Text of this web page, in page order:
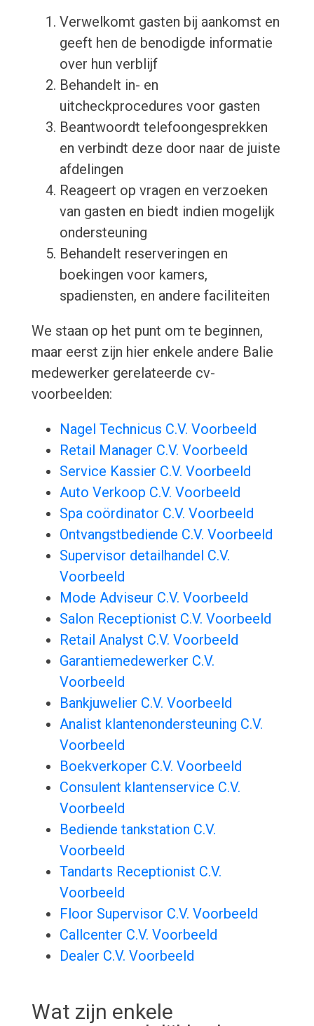
Verwelkomt gasten bij aankomst en
geeft hen de benodigde informatie
over hun verblijf
Behandelt in- en
uitcheckprocedures voor gasten
Beantwoordt telefoongesprekken
en verbindt deze door naar de juiste
afdelingen
Reageert op vragen en verzoeken
van gasten en biedt indien mogelijk
ondersteuning
Behandelt reserveringen en
boekingen voor kamers,
spadiensten, en andere faciliteiten
We staan op het punt om te beginnen,
maar eerst zijn hier enkele andere Balie
medewerker gerelateerde cv-
voorbeelden:
Nagel Technicus C.V. Voorbeeld
Retail Manager C.V. Voorbeeld
Service Kassier C.V. Voorbeeld
Auto Verkoop C.V. Voorbeeld
Spa coördinator C.V. Voorbeeld
Ontvangstbediende C.V. Voorbeeld
Supervisor detailhandel C.V.
Voorbeeld
Mode Adviseur C.V. Voorbeeld
Salon Receptionist C.V. Voorbeeld
Retail Analyst C.V. Voorbeeld
Garantiemedewerker C.V.
Voorbeeld
Bankjuwelier C.V. Voorbeeld
Analist klantenondersteuning C.V.
Voorbeeld
Boekverkoper C.V. Voorbeeld
Consulent klantenservice C.V.
Voorbeeld
Bediende tankstation C.V.
Voorbeeld
Tandarts Receptionist C.V.
Voorbeeld
Floor Supervisor C.V. Voorbeeld
Callcenter C.V. Voorbeeld
Dealer C.V. Voorbeeld
Wat zijn enkele